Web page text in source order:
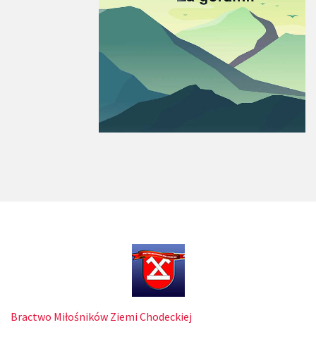
Bractwo Miłośników Ziemi Chodeckiej